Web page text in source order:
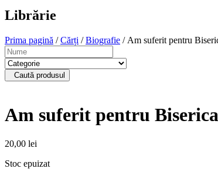
Librărie
Prima pagină /Cărți /Biografie / Am suferit pentru
Caută produsul
Am suferit pentru
20,00 lei
Stoc epuizat